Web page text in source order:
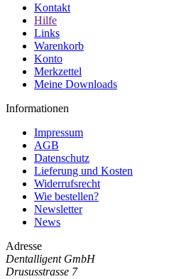
Kontakt
Hilfe
Links
Warenkorb
Konto
Merkzettel
Meine Downloads
Informationen
Impressum
AGB
Datenschutz
Lieferung und Kosten
Widerrufsrecht
Wie bestellen?
Newsletter
News
Adresse
Dentalligent GmbH
Drususstrasse 7